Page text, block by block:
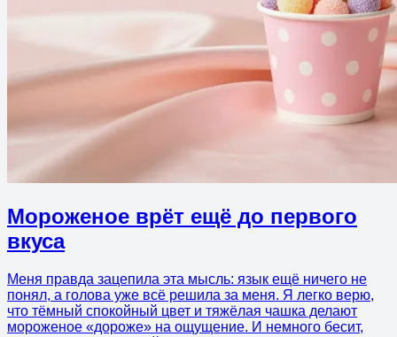
Мороженое врёт ещё до первого
вкуса
Меня правда зацепила эта мысль: язык ещё ничего не
понял, а голова уже всё решила за меня. Я легко верю,
что тёмный спокойный цвет и тяжёлая чашка делают
мороженое «дороже» на ощущение. И немного бесит,